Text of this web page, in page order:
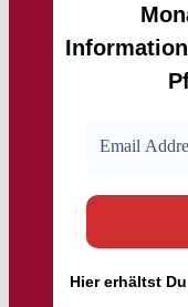
Hiererhältst